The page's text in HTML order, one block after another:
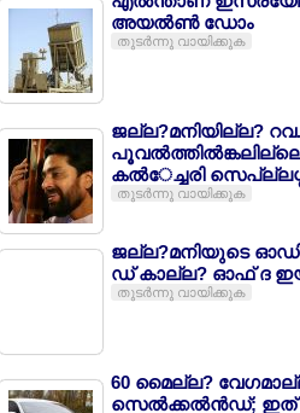
അയല്‍ണ്‍ ഡോം
തുടര്‍ന്നു വായിക്കുക
ജല്ല?മനിയില്ല?
കല്‍േച്ചരി
തുടര്‍ന്നു വായിക്കുക
ജല്ല?മനിയുടെ
ഡ് കാല്ല? ഓഫ് ദ
തുടര്‍ന്നു വായിക്കുക
60 മൈല്ല?
സെല്‍ക്കല്‍ന്‍ഡ്; ഇത്